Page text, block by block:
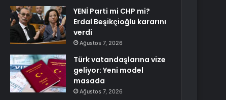
YENİ Parti mi CHP mi?
Erdal Beşikçioğlu kararını
verdi
Ağustos 7, 2026
Türk vatandaşlarına vize
geliyor: Yeni model
masada
Ağustos 7, 2026